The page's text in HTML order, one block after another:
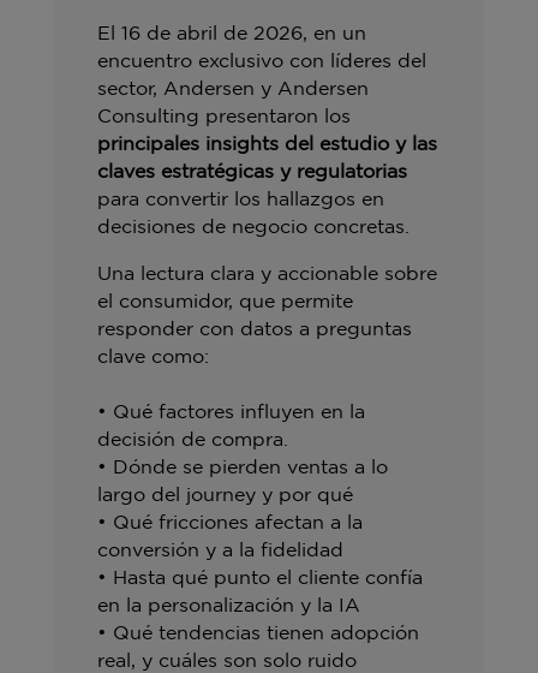
El 16 de abril de 2026, en un
encuentro exclusivo con líderes del
sector, Andersen y Andersen
Consulting presentaron los
principales insights del estudio y las
claves estratégicas y regulatorias
para convertir los hallazgos en
decisiones de negocio concretas.
Una lectura clara y accionable sobre
el consumidor, que permite
responder con datos a preguntas
clave como:
• Qué factores influyen en la
decisión de compra.
• Dónde se pierden ventas a lo
largo del journey y por qué
• Qué fricciones afectan a la
conversión y a la fidelidad
• Hasta qué punto el cliente confía
en la personalización y la IA
• Qué tendencias tienen adopción
real, y cuáles son solo ruido